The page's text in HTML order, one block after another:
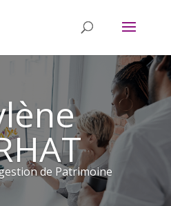
de Patrimoine